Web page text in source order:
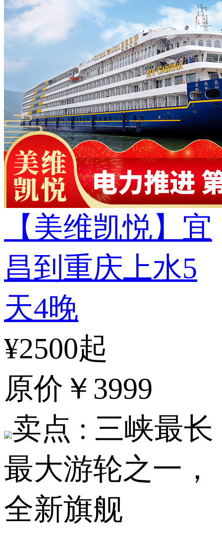
【美维凯悦】宜
昌到重庆上水5
天4晚
¥2500起
原价 ￥3999
卖点 : 三峡最长
最大游轮之一，
全新旗舰